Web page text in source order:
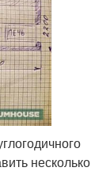
несколько